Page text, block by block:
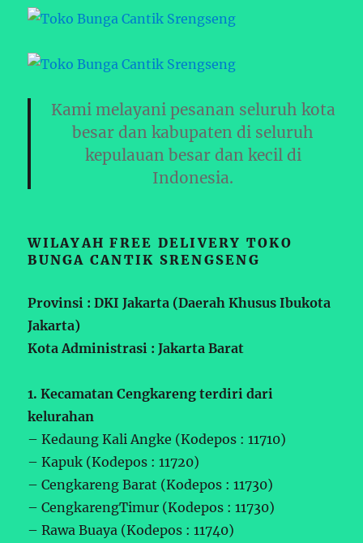
Kami melayani pesanan seluruh kota
besar dan kabupaten di seluruh
kepulauan besar dan kecil di
Indonesia.
WILAYAH FREE DELIVERY TOKO
BUNGA CANTIK SRENGSENG
Provinsi : DKI Jakarta (Daerah Khusus Ibukota
Jakarta)
Kota Administrasi : Jakarta Barat
1. Kecamatan Cengkareng terdiri dari
kelurahan
– Kedaung Kali Angke (Kodepos : 11710)
– Kapuk (Kodepos : 11720)
– Cengkareng Barat (Kodepos : 11730)
– CengkarengTimur (Kodepos : 11730)
– Rawa Buaya (Kodepos : 11740)